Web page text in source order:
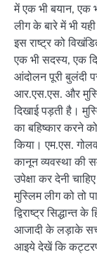
में एक भी बयान, एक
लीग के बारे में भी
इस राष्ट्र को
एक भी सदस्य, एक
आंदोलन पूरी बुलंदी
आर.एस.एस. और
दिखाई पड़ती है।
का बहिष्कार करने
किया। एम.एस.
कानून व्यवस्था की
उपेक्षा कर देनी
मुस्लिम लीग को तो
द्विराष्ट्र सिद्धान्त
आजादी के लड़ाके
आइये देखें कि